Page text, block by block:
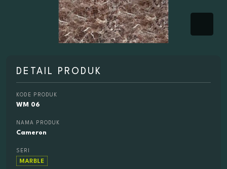
DETAIL PRODUK
KODE PRODUK
WM 06
NAMA PRODUK
Cameron
SERI